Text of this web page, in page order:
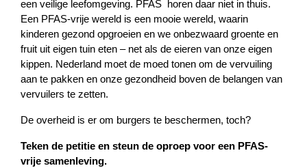
een veilige leefomgeving. PFAS  horen daar niet in thuis.
Een PFAS-vrije wereld is een mooie wereld, waarin
kinderen gezond opgroeien en we onbezwaard groente en
fruit uit eigen tuin eten – net als de eieren van onze eigen
kippen. Nederland moet de moed tonen om de vervuiling
aan te pakken en onze gezondheid boven de belangen van
vervuilers te zetten.
De overheid is er om burgers te beschermen, toch?
Teken de petitie en steun de oproep voor een PFAS-
vrije samenleving.